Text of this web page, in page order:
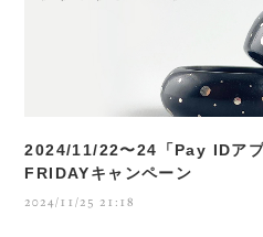
2024/11/22〜24「Pay IDア
FRIDAYキャンペーン
2024/11/25 21:18